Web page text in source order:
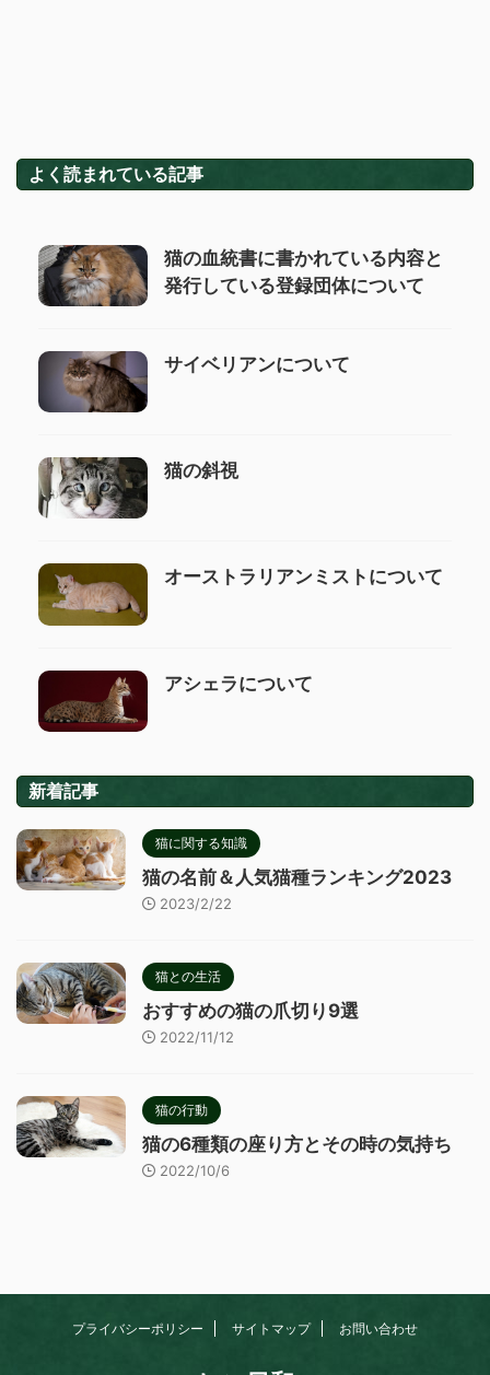
よく読まれている記事
猫の血統書に書かれている内容と
発行している登録団体について
サイベリアンについて
猫の斜視
オーストラリアンミストについて
アシェラについて
新着記事
猫に関する知識
猫の名前＆人気猫種ランキング2023
2023/2/22
猫との生活
おすすめの猫の爪切り9選
2022/11/12
猫の行動
猫の6種類の座り方とその時の気持ち
2022/10/6
プライバシーポリシー サイトマップ お問い合わせ